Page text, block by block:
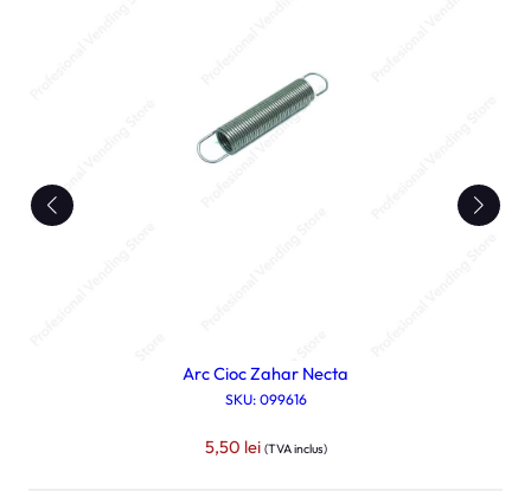
Arc Cioc Zahar Necta
SKU: 099616
5,50 lei (TVA inclus)